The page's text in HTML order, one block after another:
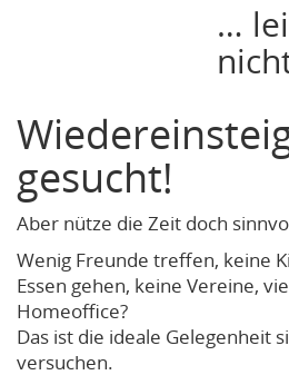
…
gesucht!
Aber nütze die Zeit doch
Wenig Freunde treffen, keine
Essen gehen, keine Vereine,
Homeoffice?
Das ist die ideale Gelegenheit
versuchen.